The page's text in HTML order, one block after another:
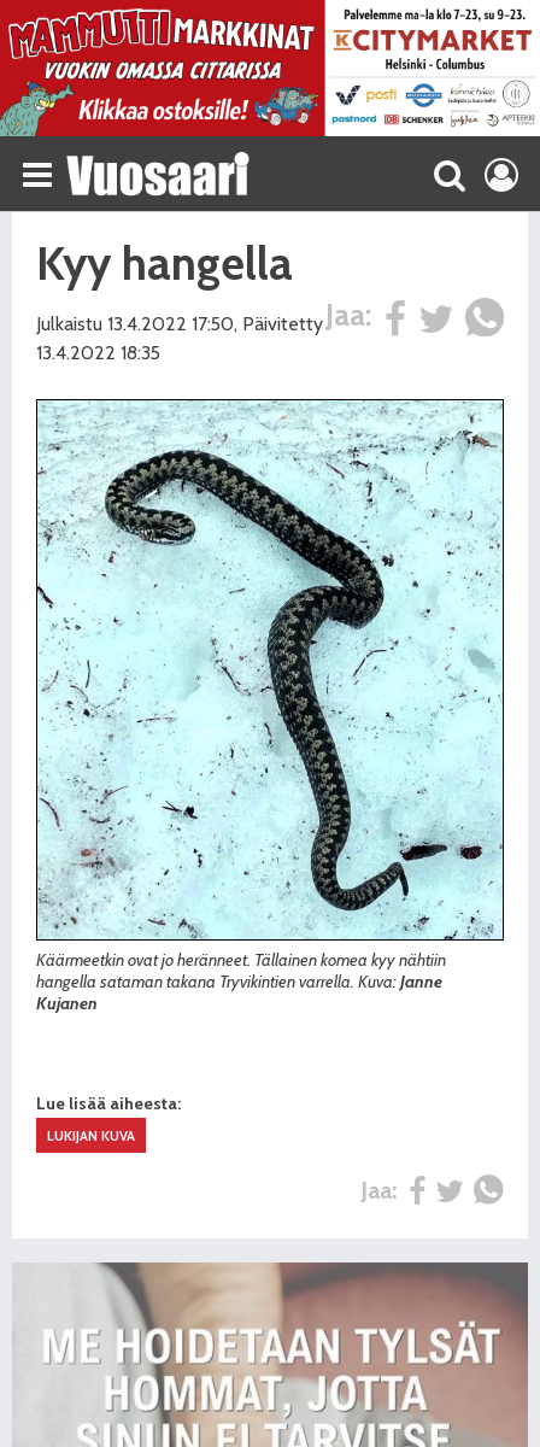
Kyy hangella
Jaa:
Julkaistu 13.4.2022 17:50, Päivitetty
13.4.2022 18:35
Käärmeetkin ovat jo heränneet. Tällainen komea kyy nähtiin
hangella sataman takana Tryvikintien varrella. Kuva:Janne
Kujanen
Lue lisää aiheesta:
LUKIJAN KUVA
Jaa: